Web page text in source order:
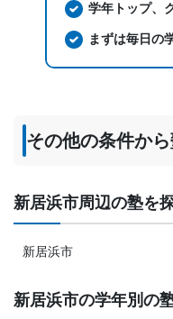
学年トップ、
まずは毎日の
その他の条件か
新居浜市周辺の塾を
新居浜市
新居浜市の学年別の